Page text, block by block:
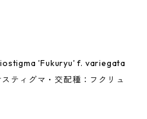
'Fukuryu' f. variegata
ティグマ・交配種：フクリュ